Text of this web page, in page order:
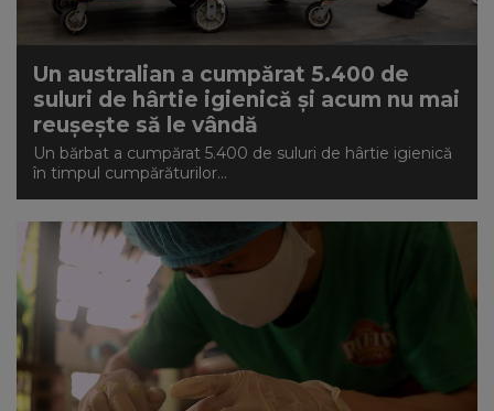
Un australian a cumpărat 5.400 de
suluri de hârtie igienică și acum nu mai
reușește să le vândă
Un bărbat a cumpărat 5.400 de suluri de hârtie igienică
în timpul cumpărăturilor...